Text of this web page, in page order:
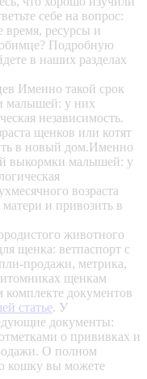
себе на вопрос:
время, ресурсы и
Подробную
в наших разделах
Именно такой срок
малышей: у них
независимость.
щенков или котят
в новый дом.Именно
выкормки малышей: у
возраста
и привозить в
животного
щенка: ветпаспорт с
продажи, метрика,
щенкам
документов
статье. У
документы:
о прививках и
О полном
кошку вы можете